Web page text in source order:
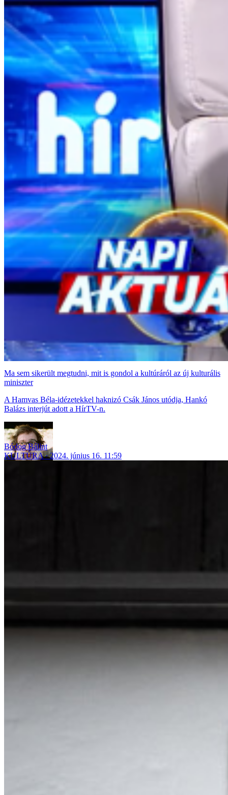
Ma sem sikerült megtudni, mit is gondol a kultúráról az új kulturális
miniszter
A Hamvas Béla-idézetekkel haknizó Csák János utódja, Hankó
Balázs interjút adott a HírTV-n.
Bódog Bálint
KULTÚRA
2024. június 16. 11:59